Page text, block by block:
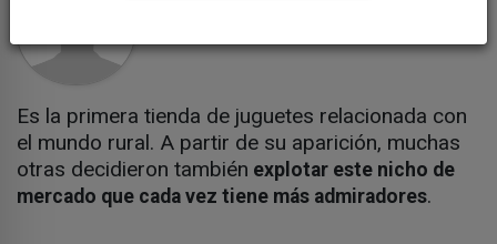
Es la primera tienda de juguetes relacionada con
el mundo rural. A partir de su aparición, muchas
otras decidieron también explotar este nicho de
mercado que cada vez tiene más admiradores.